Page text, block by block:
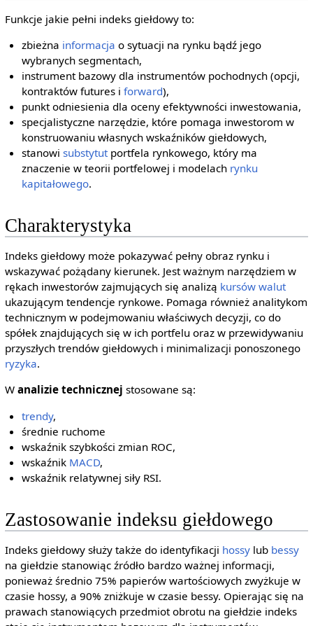
Funkcje jakie pełni indeks giełdowy to:
zbieżna informacja o sytuacji na rynku bądź jego
wybranych segmentach,
instrument bazowy dla instrumentów pochodnych (opcji,
kontraktów futures iforward),
punkt odniesienia dla oceny efektywności inwestowania,
specjalistyczne narzędzie, które pomaga inwestorom w
konstruowaniu własnych wskaźników giełdowych,
stanowisubstytut portfela rynkowego, który ma
znaczenie w teorii portfelowej i modelach rynku
kapitałowego.
Charakterystyka
Indeks giełdowy może pokazywać pełny obraz rynku i
wskazywać pożądany kierunek. Jest ważnym narzędziem w
rękach inwestorów zajmujących się analizą kursów walut
ukazującym tendencje rynkowe. Pomaga również analitykom
technicznym w podejmowaniu właściwych decyzji, co do
spółek znajdujących się w ich portfelu oraz w przewidywaniu
przyszłych trendów giełdowych i minimalizacji ponoszonego
ryzyka.
W analizie technicznej stosowane są:
trendy,
średnie ruchome
wskaźnik szybkości zmian ROC,
wskaźnik MACD,
wskaźnik relatywnej siły RSI.
Zastosowanie indeksu giełdowego
Indeks giełdowy służy także do identyfikacji hossylub bessy
na giełdzie stanowiąc źródło bardzo ważnej informacji,
ponieważ średnio 75% papierów wartościowych zwyżkuje w
czasie hossy, a 90% zniżkuje w czasie bessy. Opierając się na
prawach stanowiących przedmiot obrotu na giełdzie indeks